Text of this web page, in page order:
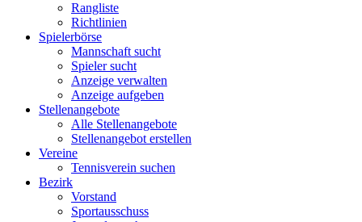
Rangliste
Richtlinien
Spielerbörse
Mannschaft sucht
Spieler sucht
Anzeige verwalten
Anzeige aufgeben
Stellenangebote
Alle Stellenangebote
Stellenangebot erstellen
Vereine
Tennisverein suchen
Bezirk
Vorstand
Sportausschuss